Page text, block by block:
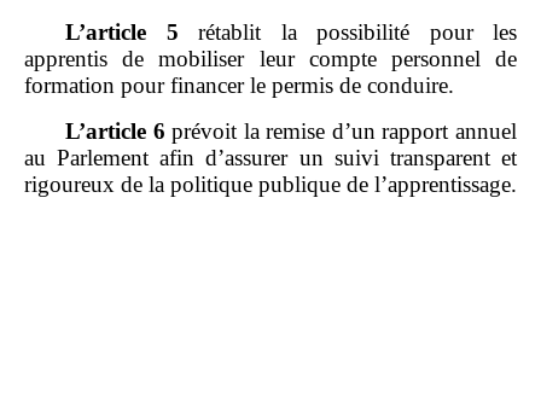
L’article
5 rétablit la possibilité pour les
apprentis de mobiliser leur compte personnel de
formation pour financer le permis de conduire.
L’article 6 prévoit la remise d’un rapport annuel
au Parlement afin d’assurer un suivi transparent et
rigoureux de la politique publique de l’apprentissage.